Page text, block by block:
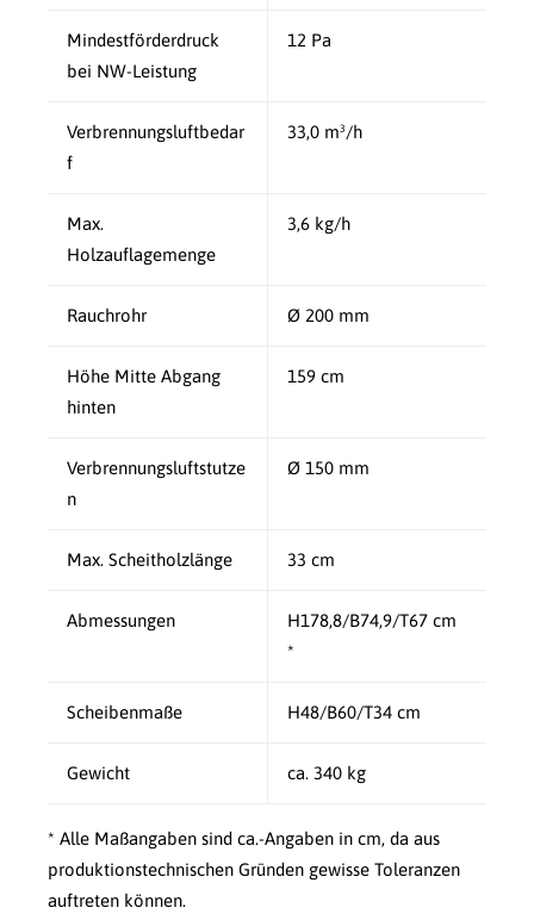
Mindestförderdruck
bei NW-Leistung
12 Pa
Verbrennungsluftbedar
f
33,0 m³/h
Max.
Holzauflagemenge
3,6 kg/h
Rauchrohr Ø 200 mm
Höhe Mitte Abgang
hinten
159 cm
Verbrennungsluftstutze
n
Ø 150 mm
Max. Scheitholzlänge 33 cm
Abmessungen
H178,8/B74,9/T67 cm
*
Scheibenmaße H48/B60/T34 cm
Gewicht ca. 340 kg
* Alle Maßangaben sind ca.-Angaben in cm, da aus
produktionstechnischen Gründen gewisse Toleranzen
auftreten können.